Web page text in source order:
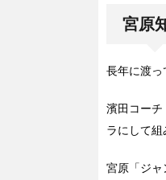
宮原
長年に渡っ
濱田コーチ
ラにして組
宮原「ジャ